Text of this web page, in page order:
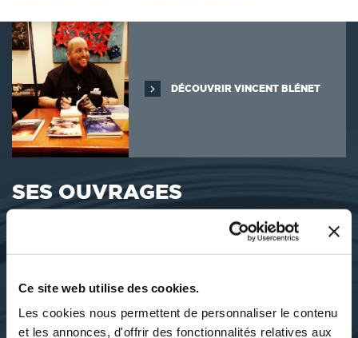
Ce site web utilise des cookies.
Les cookies nous permettent de personnaliser le contenu
et les annonces, d'offrir des fonctionnalités relatives aux
DÉCOUVRIR VINCENT BLÉNET
SES OUVRAGES